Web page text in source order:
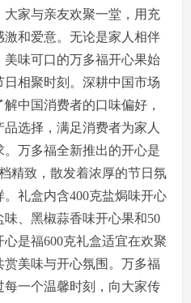
家与亲友欢聚一堂，用充
和爱意。无论是家人相伴
味可口的万多福开心果始
相聚时刻。深耕中国市场
中国消费者的口味偏好，
选择，满足消费者为家人
万多福全新推出的开心是
精致，散发着浓厚的节日氛
礼盒内含400克盐焗味开心
、黑椒蒜香味开心果和50
是福600克礼盒适宜在欢聚
美味与开心氛围。万多福
一个温馨时刻，向大家传